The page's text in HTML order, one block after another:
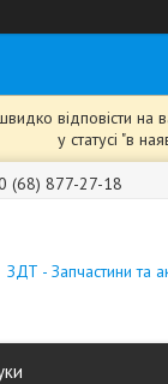
відповісти на
у статусі "в
(68) 877-27-18
ЗДТ - Запчастини та